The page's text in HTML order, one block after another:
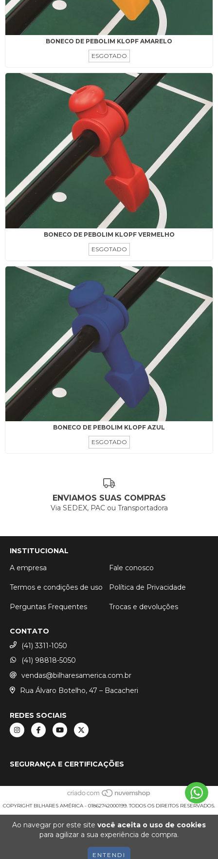
Ao navegar por este site você aceita o uso de cookies
para agilizar a sua experiência de compra.
ENTENDI
BONECO DE PEBOLIM KLOPF AMARELO
ESGOTADO
BONECO DE PEBOLIM KLOPF VERMELHO
ESGOTADO
BONECO DE PEBOLIM KLOPF AZUL
ESGOTADO
ENVIAMOS SUAS COMPRAS
Via SEDEX, PAC ou Transportadora
INSTITUCIONAL
A empresa
Fale conosco
Termos e condições de uso Política de Privacidade
Perguntas Frequentes Trocas e devoluções
CONTATO
(41) 3311-1050
(41) 98818-5050
vendas@bilharesamerica.com.br
Rua Álvaro Botelho, 47 – Bacacheri
REDES SOCIAIS
SEGURANÇA E CERTIFICAÇÕES
COPYRIGHT BILHARES AMÉRICA - 01862742000199. TODOS OS DIREITOS RESERVADOS.